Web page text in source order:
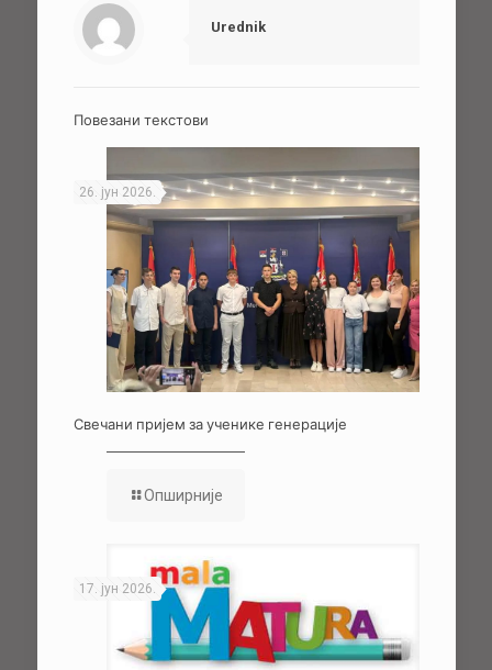
Urednik
Повезани текстови
26. јун 2026.
Свечани пријем за ученике генерације
Опширније
17. јун 2026.